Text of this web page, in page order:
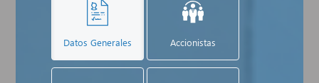
Datos Generales Accionistas